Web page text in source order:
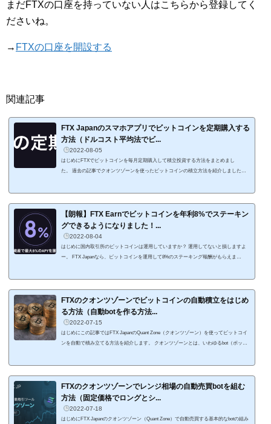
まだFTXの口座を持っていない人はこちらから登録してく
ださいね。
→ FTXの口座を開設する
関連記事
FTX Japanのスマホアプリでビットコインを定期購入する
方法（ドルコスト平均法でビ...
2022-08-05
はじめにFTXでビットコインを毎月定期購入して積立投資する方法をまとめまし
た。 過去の記事でクオンツゾーンを使ったビットコインの積立方法を紹介しました
通貨は日本円の他にUSDも可能です。 これめっちゃありがたいです。 円高の時に円を
ドル...
【朗報】FTX Earnでビットコインを年利8%でステーキン
グできるようになりました！...
2022-08-04
はじめに国内取引所のビットコインは運用していますか？ 運用してないと損しますよ
ー。 FTX Japanなら、ビットコインを運用して8%のステーキング報酬がもらえま
す。 報酬は、FTXが対応している全ての仮想通貨で、10,000ドル相当まで年利8%、10,0
01ドル相...
FTXのクオンツゾーンでビットコインの自動積立をはじめ
る方法（自動botを作る方法...
2022-07-15
はじめにこの記事ではFTX JapanのQuant Zone（クオンツゾーン）を使ってビットコイ
ンを自動で積み立てる方法を紹介します。 クオンツゾーンとは、いわゆるbot（ボッ
買のルールを作成することが可能になります。 プログラミングがわからなくても、関
数をコピペする...
FTXのクオンツゾーンでレンジ相場の自動売買botを組む
方法（固定価格でロングとシ...
2022-07-18
はじめにFTX Japanのクオンツゾーン（Quant Zone）で自動売買する基本的なbotの組み